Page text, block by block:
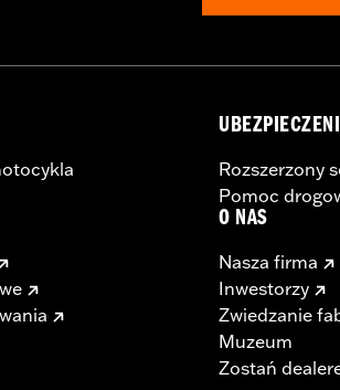
Rozszerzony
Pomoc
O NAS
Nasza firma
Inwestorzy
Zwiedzanie
Muzeum
Zostań